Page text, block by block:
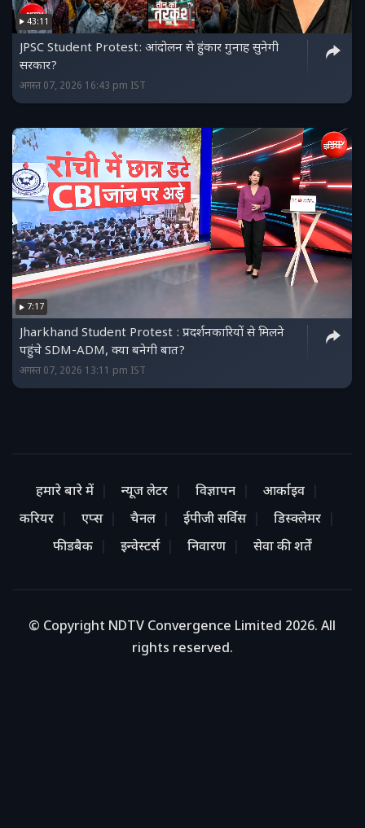
43:11
JPSC Student Protest: आंदोलन से हुंकार गुनाह सुनेगी
सरकार?
अगस्त 07, 2026 16:43 pm IST
7:17
Jharkhand Student Protest : प्रदर्शनकारियों से मिलने
पहुंचे SDM-ADM, क्या बनेगी बात?
अगस्त 07, 2026 13:11 pm IST
हमारे बारे में न्यूज लेटर विज्ञापन
आर्काइव
करियर
एप्स चैनल ईपीजी सर्विस
डिस्क्लेमर
फीडबैक
इन्वेस्टर्स निवारण सेवा की शर्तें
© Copyright NDTV Convergence Limited 2026. All
rights reserved.